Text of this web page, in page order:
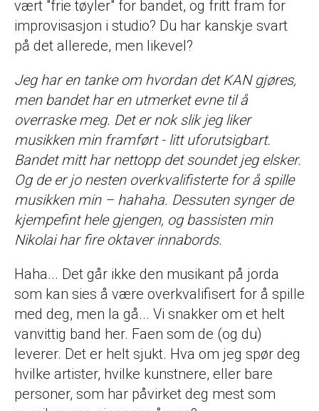
vært "frie tøyler" for bandet, og fritt fram for
improvisasjon i studio? Du har kanskje svart
på det allerede, men likevel?
Jeg har en tanke om hvordan det KAN gjøres,
men bandet har en utmerket evne til å
overraske meg. Det er nok slik jeg liker
musikken min framført - litt uforutsigbart.
Bandet mitt har nettopp det soundet jeg elsker.
Og de er jo nesten overkvalifisterte for å spille
musikken min – hahaha. Dessuten synger de
kjempefint hele gjengen, og bassisten min
Nikolai har fire oktaver innabords.
Haha... Det går ikke den musikant på jorda
som kan sies å være overkvalifisert for å spille
med deg, men la gå... Vi snakker om et helt
vanvittig band her. Faen som de (og du)
leverer. Det er helt sjukt. Hva om jeg spør deg
hvilke artister, hvilke kunstnere, eller bare
personer, som har påvirket deg mest som